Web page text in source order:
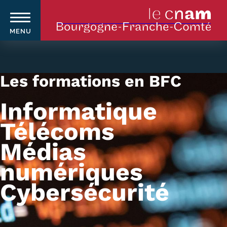
contenu
principal
MENU
Navigation
principale
Qui sommes-nous ?
Le Cnam
Le Cnam en Bourgogne Franche-
Comté
Nos équipes Cnam BFC
Où sommes-nous ?
Les formations en BFC
Informatique
Télécoms
Médias
numériques
Cybersécurité